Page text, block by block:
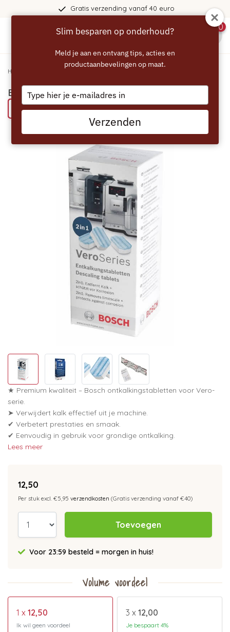
Gratis verzending vanaf 40 euro
0
Home
BOSCH Ontkalkingstabletten Vero Serie
Bespaar 44% met het ECCELLENTE alternatief
★ Premium kwaliteit – Bosch ontkalkingstabletten voor Vero-
serie.
➤ Verwijdert kalk effectief uit je machine.
✔ Verbetert prestaties en smaak.
✔ Eenvoudig in gebruik voor grondige ontkalking.
Lees meer
12,50
Per stuk excl. €5,95 verzendkosten (Gratis verzending vanaf €40)
Toevoegen
Voor 23:59 besteld = morgen in huis!
Volume voordeel
1 x 12,50
Ik wil geen voordeel
3 x 12,00
Je bespaart 4%
Slim besparen op onderhoud?
Meld je aan en ontvang tips, acties en
productaanbevelingen op maat.
Type
your
email
Verzenden